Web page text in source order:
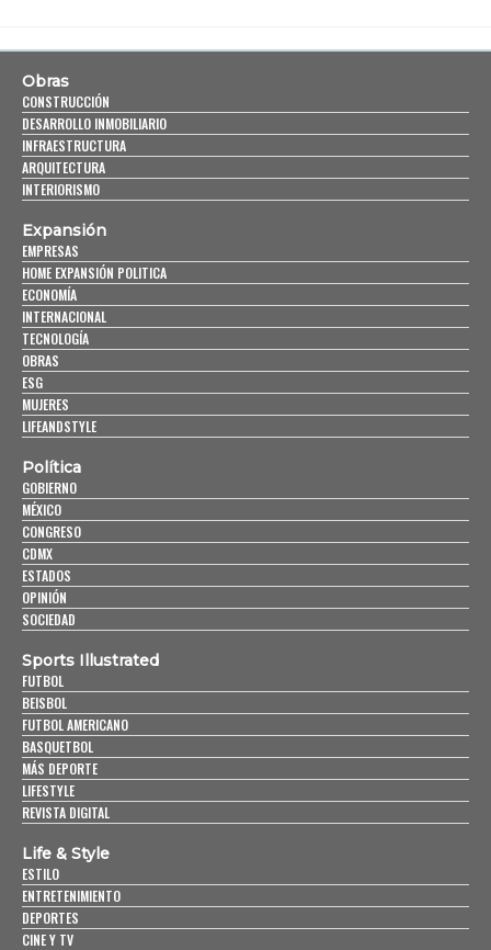
Obras
CONSTRUCCIÓN
DESARROLLO INMOBILIARIO
INFRAESTRUCTURA
ARQUITECTURA
INTERIORISMO
Expansión
EMPRESAS
HOME EXPANSIÓN POLITICA
ECONOMÍA
INTERNACIONAL
TECNOLOGÍA
OBRAS
ESG
MUJERES
LIFEANDSTYLE
Política
GOBIERNO
MÉXICO
CONGRESO
CDMX
ESTADOS
OPINIÓN
SOCIEDAD
Sports Illustrated
FUTBOL
BEISBOL
FUTBOL AMERICANO
BASQUETBOL
MÁS DEPORTE
LIFESTYLE
REVISTA DIGITAL
Life & Style
ESTILO
ENTRETENIMIENTO
DEPORTES
CINE Y TV